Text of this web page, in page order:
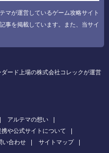
マが運営しているゲーム攻略サイト
事を掲載しています。また、当サイ
ード上場の株式会社コレックが運営
アルテマの想い
携や公式サイトについて
い合わせ
サイトマップ